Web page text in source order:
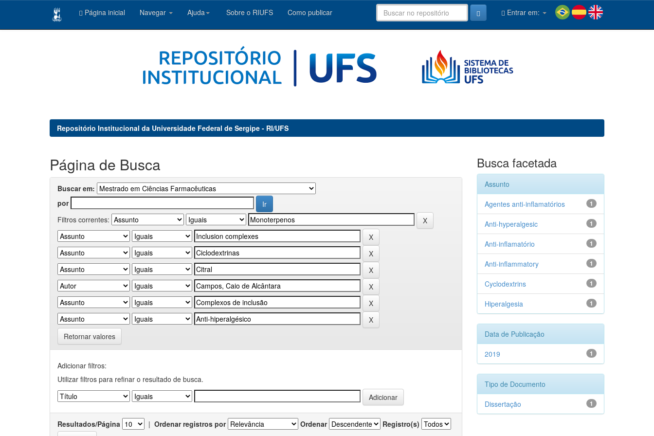
Página inicial Navegar Ajuda Sobre o RIUFS Como publicar Entrar em:
Repositório Institucional da Universidade Federal de Sergipe - RI/UFS
Página de Busca
Buscar em:
por
Filtros correntes:
Retornar valores
Adicionar filtros:
Utilizar filtros para refinar o resultado de busca.
Resultados/Página | Ordenar registros por Ordenar Registro(s)
Busca facetada
Assunto
1
Agentes anti-inflamatórios
1
Anti-hyperalgesic
1
Anti-inflamatório
1
Anti-inflammatory
1
Cyclodextrins
1
Hiperalgesia
Data de Publicação
1
2019
Tipo de Documento
1
Dissertação